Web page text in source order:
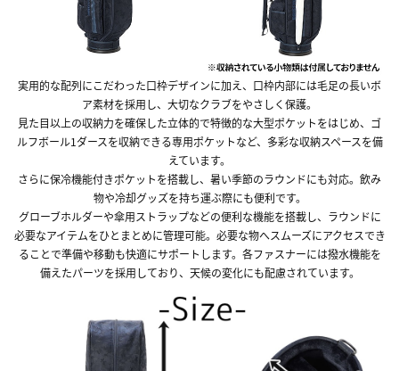
実用的な配列にこだわった口枠デザインに加え、口枠内部には毛足の長いボ
ア素材を採用し、大切なクラブをやさしく保護。
見た目以上の収納力を確保した立体的で特徴的な大型ポケットをはじめ、ゴ
ルフボール1ダースを収納できる専用ポケットなど、多彩な収納スペースを備
えています。
さらに保冷機能付きポケットを搭載し、暑い季節のラウンドにも対応。飲み
物や冷却グッズを持ち運ぶ際にも便利です。
グローブホルダーや傘用ストラップなどの便利な機能を搭載し、ラウンドに
必要なアイテムをひとまとめに管理可能。必要な物へスムーズにアクセスでき
ることで準備や移動も快適にサポートします。各ファスナーには撥水機能を
備えたパーツを採用しており、天候の変化にも配慮されています。